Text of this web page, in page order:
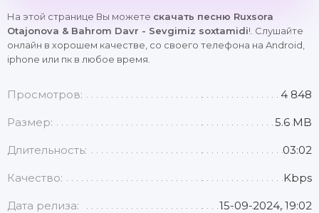
На этой странице Вы можете скачать песню Ruxsora
Otajonova & Bahrom Davr - Sevgimiz soxtamidi!. Слушайте
онлайн в хорошем качестве, со своего телефона на Android,
iphone или пк в любое время.
Просмотров: 4 848
Размер: 5.6 MB
Длительность: 03:02
Качество: Kbps
Дата релиза: 15-09-2024, 19:02